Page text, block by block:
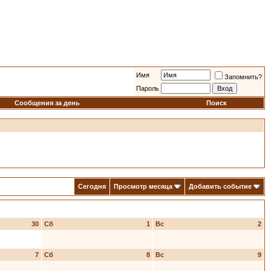
Имя
Запомнить?
Пароль
Сообщения за день
Поиск
Сегодня Просмотр месяца Добавить событие
30 1
Сб 2
Вс
7 8
Сб 9
Вс